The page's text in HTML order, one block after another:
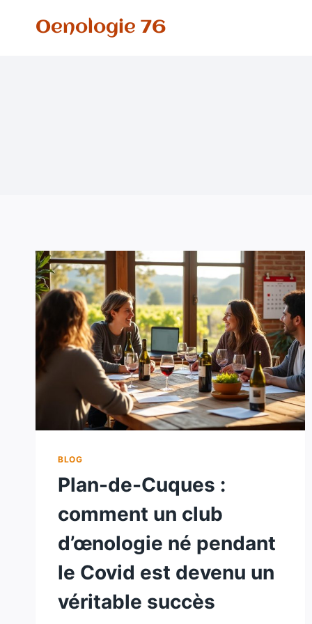
Oenologie 76
BLOG
Plan-de-Cuques :
comment un club
d’œnologie né pendant
le Covid est devenu un
véritable succès